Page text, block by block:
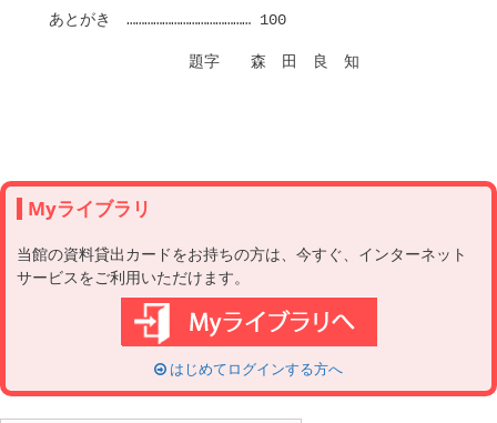
あとがき　…………………………………… 100
題字　　森　田　良　知
Myライブラリ
当館の資料貸出カードをお持ちの方は、今すぐ、インターネット
サービスをご利用いただけます。
はじめてログインする方へ